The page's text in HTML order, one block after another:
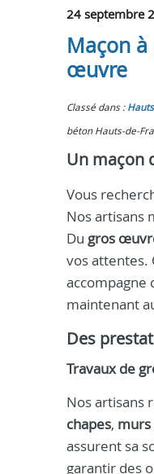
24 septembre
Maçon
œuvre
Classé dans :
béton Hauts-de-
Un maçon
Vous
Nos artisans
Du gros
vos attentes.
accompagne
maintenant
Des
Travaux de
Nos artisans
chapes,
assurent sa
garantir des